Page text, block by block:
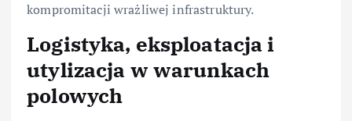
kompromitacji wrażliwej infrastruktury.
Logistyka, eksploatacja i
utylizacja w warunkach
polowych